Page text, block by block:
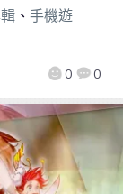
0 0
、 手機遊